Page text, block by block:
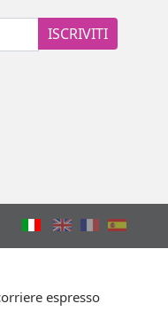
ISCRIVITI
espresso